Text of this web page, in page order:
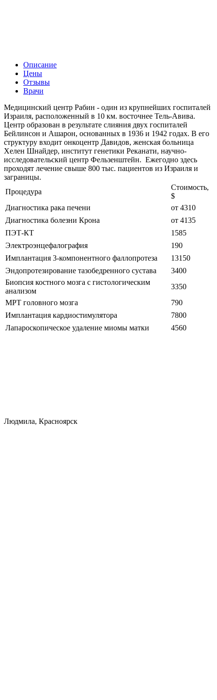
Описание
Цены
Отзывы
Врачи
Медицинский центр Рабин - один из крупнейших госпиталей
Израиля, расположенный в 10 км. восточнее Тель-Авива.
Центр образован в результате слияния двух госпиталей
Бейлинсон и Ашарон, основанных в 1936 и 1942 годах. В его
структуру входит онкоцентр Давидов, женская больница
Хелен Шнайдер, институт генетики Реканати, научно-
исследовательский центр Фельзенштейн. Ежегодно здесь
проходят лечение свыше 800 тыс. пациентов из Израиля и
заграницы.
Процедура
Стоимость,
$
Диагностика рака печени
от 4310
Диагностика болезни Крона
от 4135
ПЭТ-КТ
1585
Электроэнцефалография
190
Имплантация 3-компонентного фаллопротеза
13150
Эндопротезирование тазобедренного сустава
3400
Биопсия костного мозга с гистологическим
анализом
3350
МРТ головного мозга
790
Имплантация кардиостимулятора
7800
Лапароскопическое удаление миомы матки
4560
Людмила, Красноярск